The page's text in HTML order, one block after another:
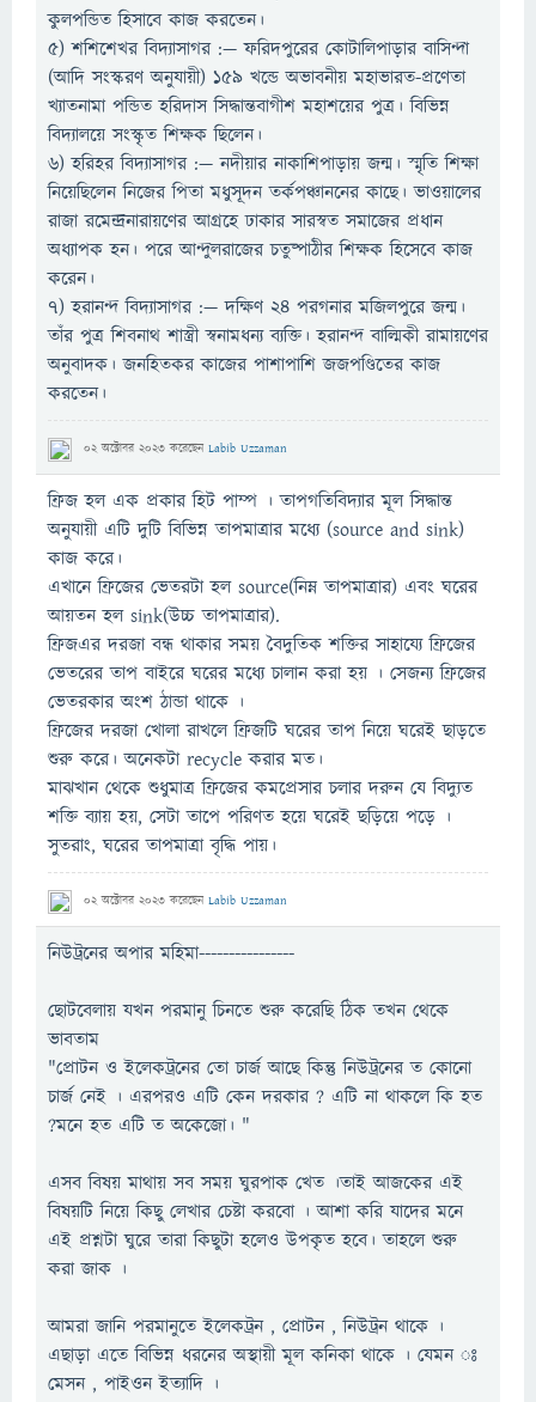
কুলপন্ডিত হিসাবে কাজ করতেন।
৫) শশিশেখর বিদ্যাসাগর :— ফরিদপুরের কোটালিপাড়ার বাসিন্দা
(আদি সংস্করণ অনুযায়ী) ১৫৯ খন্ডে অভাবনীয় মহাভারত-প্রণেতা
খ্যাতনামা পন্ডিত হরিদাস সিদ্ধান্তবাগীশ মহাশয়ের পুত্র। বিভিন্ন
বিদ্যালয়ে সংস্কৃত শিক্ষক ছিলেন।
৬) হরিহর বিদ্যাসাগর :— নদীয়ার নাকাশিপাড়ায় জন্ম। স্মৃতি শিক্ষা
নিয়েছিলেন নিজের পিতা মধুসূদন তর্কপঞ্চাননের কাছে। ভাওয়ালের
রাজা রমেন্দ্রনারায়ণের আগ্রহে ঢাকার সারস্বত সমাজের প্রধান
অধ্যাপক হন। পরে আন্দুলরাজের চতুষ্পাঠীর শিক্ষক হিসেবে কাজ
করেন।
৭) হরানন্দ বিদ্যাসাগর :— দক্ষিণ ২৪ পরগনার মজিলপুরে জন্ম।
তাঁর পুত্র শিবনাথ শাস্ত্রী স্বনামধন্য ব্যক্তি। হরানন্দ বাল্মিকী রামায়ণের
অনুবাদক। জনহিতকর কাজের পাশাপাশি জজপণ্ডিতের কাজ
করতেন।
02 অক্টোবর 2023 করেছেন Labib Uzzaman
ফ্রিজ হল এক প্রকার হিট পাম্প । তাপগতিবিদ্যার মূল সিদ্ধান্ত
অনুযায়ী এটি দুটি বিভিন্ন তাপমাত্রার মধ্যে (source and sink)
কাজ করে।
এখানে ফ্রিজের ভেতরটা হল source(নিম্ন তাপমাত্রার) এবং ঘরের
আয়তন হল sink(উচ্চ তাপমাত্রার).
ফ্রিজএর দরজা বন্ধ থাকার সময় বৈদুতিক শক্তির সাহায্যে ফ্রিজের
ভেতরের তাপ বাইরে ঘরের মধ্যে চালান করা হয় । সেজন্য ফ্রিজের
ভেতরকার অংশ ঠান্ডা থাকে ।
ফ্রিজের দরজা খোলা রাখলে ফ্রিজটি ঘরের তাপ নিয়ে ঘরেই ছাড়তে
শুরু করে। অনেকটা recycle করার মত।
মাঝখান থেকে শুধুমাত্র ফ্রিজের কমপ্রেসার চলার দরুন যে বিদ্যুত
শক্তি ব্যায় হয়, সেটা তাপে পরিণত হয়ে ঘরেই ছড়িয়ে পড়ে ।
সুতরাং, ঘরের তাপমাত্রা বৃদ্ধি পায়।
02 অক্টোবর 2023 করেছেন Labib Uzzaman
নিউট্রনের অপার মহিমা----------------
ছোটবেলায় যখন পরমানু চিনতে শুরু করেছি ঠিক তখন থেকে
ভাবতাম
"প্রোটন ও ইলেকট্রনের তো চার্জ আছে কিন্তু নিউট্রনের ত কোনো
চার্জ নেই । এরপরও এটি কেন দরকার ? এটি না থাকলে কি হত
?মনে হত এটি ত অকেজো। "
এসব বিষয় মাথায় সব সময় ঘুরপাক খেত ।তাই আজকের এই
বিষয়টি নিয়ে কিছু লেখার চেষ্টা করবো । আশা করি যাদের মনে
এই প্রশ্নটা ঘুরে তারা কিছুটা হলেও উপকৃত হবে। তাহলে শুরু
করা জাক ।
আমরা জানি পরমানুতে ইলেকট্রন , প্রোটন , নিউট্রন থাকে ।
এছাড়া এতে বিভিন্ন ধরনের অস্থায়ী মূল কনিকা থাকে । যেমন ঃ
মেসন , পাইওন ইত্যাদি ।